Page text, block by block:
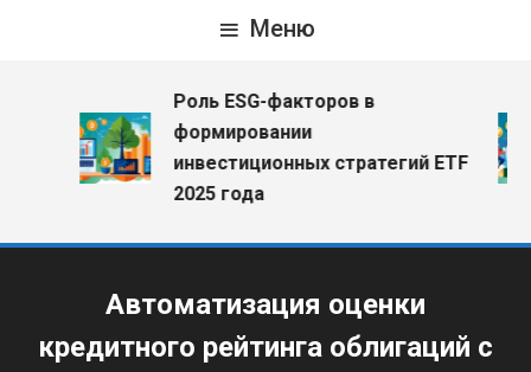
Меню
Роль ESG-факторов в
формировании
инвестиционных стратегий ETF
2025 года
Автоматизация оценки
кредитного рейтинга облигаций с